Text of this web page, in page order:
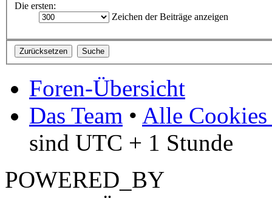
Die ersten:
Zeichen der Beiträge anzeigen
Foren-Übersicht
Das Team • Alle Cookies
sind UTC + 1 Stunde
POWERED_BY